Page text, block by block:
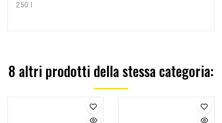
250 l
8 altri prodotti della stessa categoria: